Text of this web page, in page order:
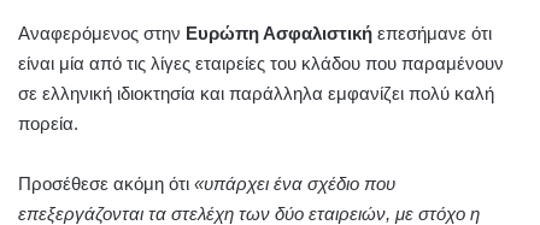
Αναφερόμενος στην Ευρώπη Ασφαλιστική επεσήμανε ότι
είναι μία από τις λίγες εταιρείες του κλάδου που παραμένουν
σε ελληνική ιδιοκτησία και παράλληλα εμφανίζει πολύ καλή
πορεία.
Προσέθεσε ακόμη ότι «υπάρχει ένα σχέδιο που
επεξεργάζονται τα στελέχη των δύο εταιρειών, με στόχο η